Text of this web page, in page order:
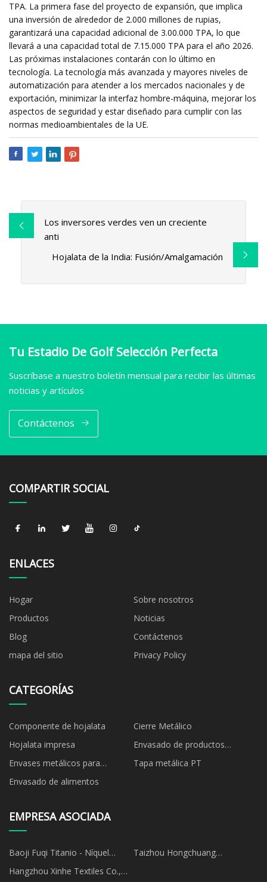
TPA. La primera fase del proyecto de expansión, que implica
una inversión de alrededor de 2.000 millones de rupias,
garantizará una capacidad adicional de 3.00.000 TPA, lo que
llevará a una capacidad total de 7.15.000 TPA para el año 2026.
Las próximas instalaciones contarán con lo último en
tecnología. La tecnología más avanzada y mayores niveles de
automatización para atender a los mercados nacionales y de
exportación, minimizar la interfaz hombre-máquina, mejorar los
aspectos de seguridad y estar diseñado para cumplir con las
normas medioambientales de la UE.
Los inversores verdes ven un creciente
anti
Hojalata de la India: Fusión/Amalgamación
Tu Estadio De Golf Selección Perfecta
Suscríbase a nuestro boletín mensual para recibir las últimas
noticias y artículos
Contáctenos
COMPARTIR SOCIAL
ENLACES
Hogar
Sobre nosotros
Productos
Noticias
Blog
Contáctenos
mapa del sitio
Privacy Policy
CATEGORÍAS
Componente de hojalata
Cierre Metálico
Hojalata impresa
Envasado de productos
químicos
Envases metálicos para
alimentos
Tapa metálica PT
Envasado de alimentos
EMPRESA ASOCIADA
Baoji Fuqi Titanio - Níquel
Tubería Ajuste Co., Limitado
Taizhou Hongchuang
Hangzhou Xinhe Textiles Co.,